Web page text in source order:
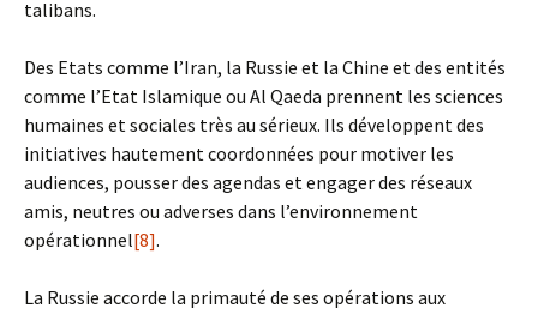
talibans.
Des Etats comme l’Iran, la Russie et la Chine et des entités
comme l’Etat Islamique ou Al Qaeda prennent les sciences
humaines et sociales très au sérieux. Ils développent des
initiatives hautement coordonnées pour motiver les
audiences, pousser des agendas et engager des réseaux
amis, neutres ou adverses dans l’environnement
opérationnel[8].
La Russie accorde la primauté de ses opérations aux